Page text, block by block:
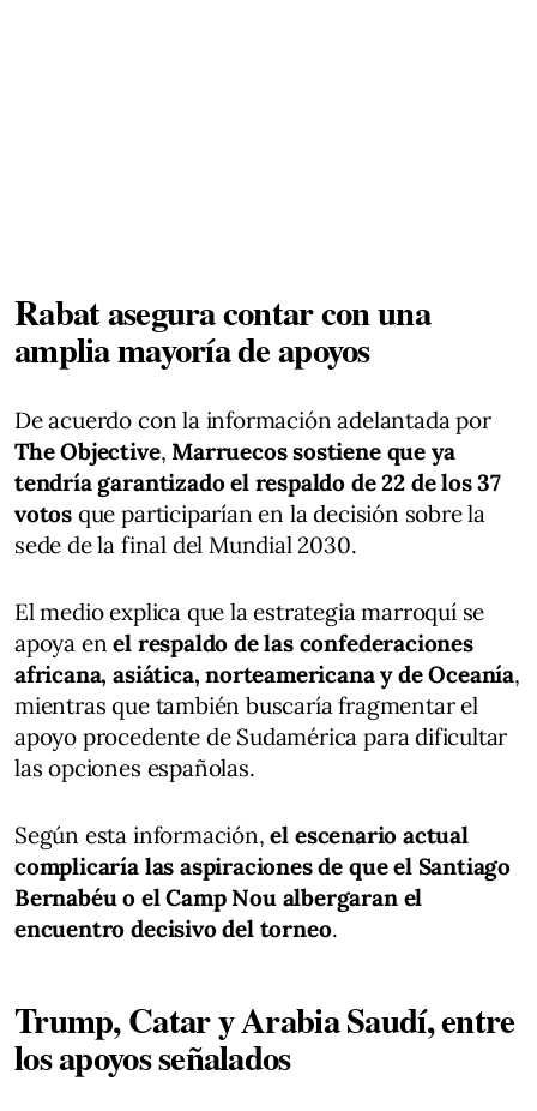
Rabat asegura contar con una
amplia mayoría de apoyos
De acuerdo con la información adelantada por
The Objective, Marruecos sostiene que ya
tendría garantizado el respaldo de 22 de los 37
votos que participarían en la decisión sobre la
sede de la final del Mundial 2030.
El medio explica que la estrategia marroquí se
apoya enel respaldo de las confederaciones
africana, asiática, norteamericana y de Oceanía,
mientras que también buscaría fragmentar el
apoyo procedente de Sudamérica para dificultar
las opciones españolas.
Según esta información,el escenario actual
complicaría las aspiraciones de que el Santiago
Bernabéu o el Camp Nou albergaran el
encuentro decisivo del torneo.
Trump, Catar y Arabia Saudí, entre
los apoyos señalados